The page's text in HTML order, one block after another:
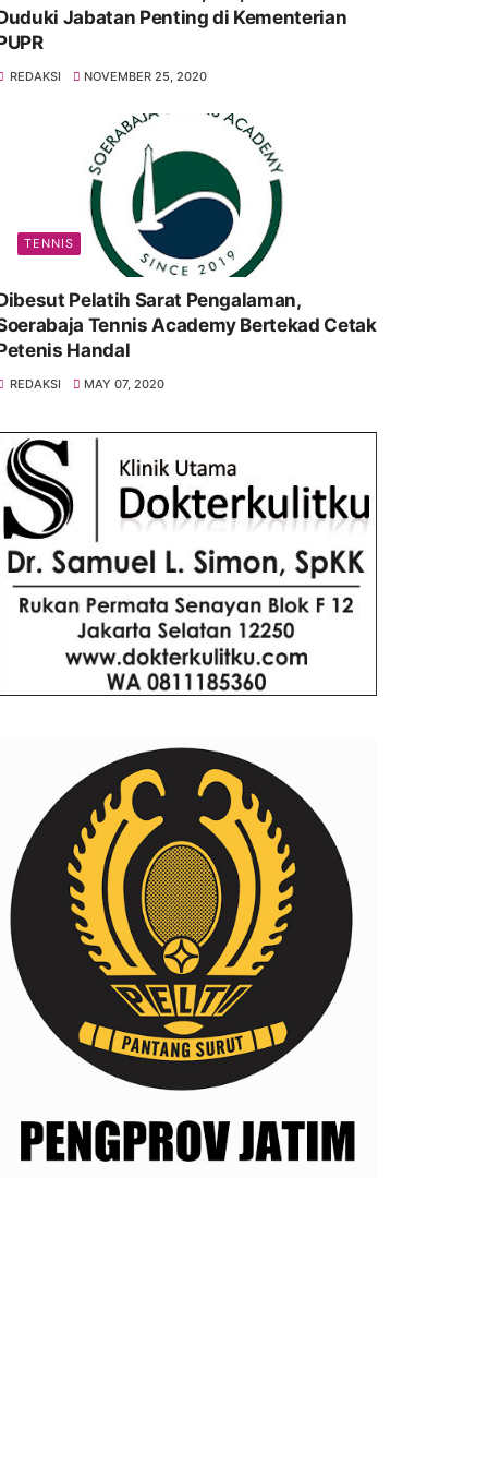
Jabatan Penting di Kementerian
REDAKSI NOVEMBER 25, 2020
TENNIS
Pelatih Sarat Pengalaman,
Tennis Academy Bertekad Cetak
Handal
REDAKSI MAY 07, 2020